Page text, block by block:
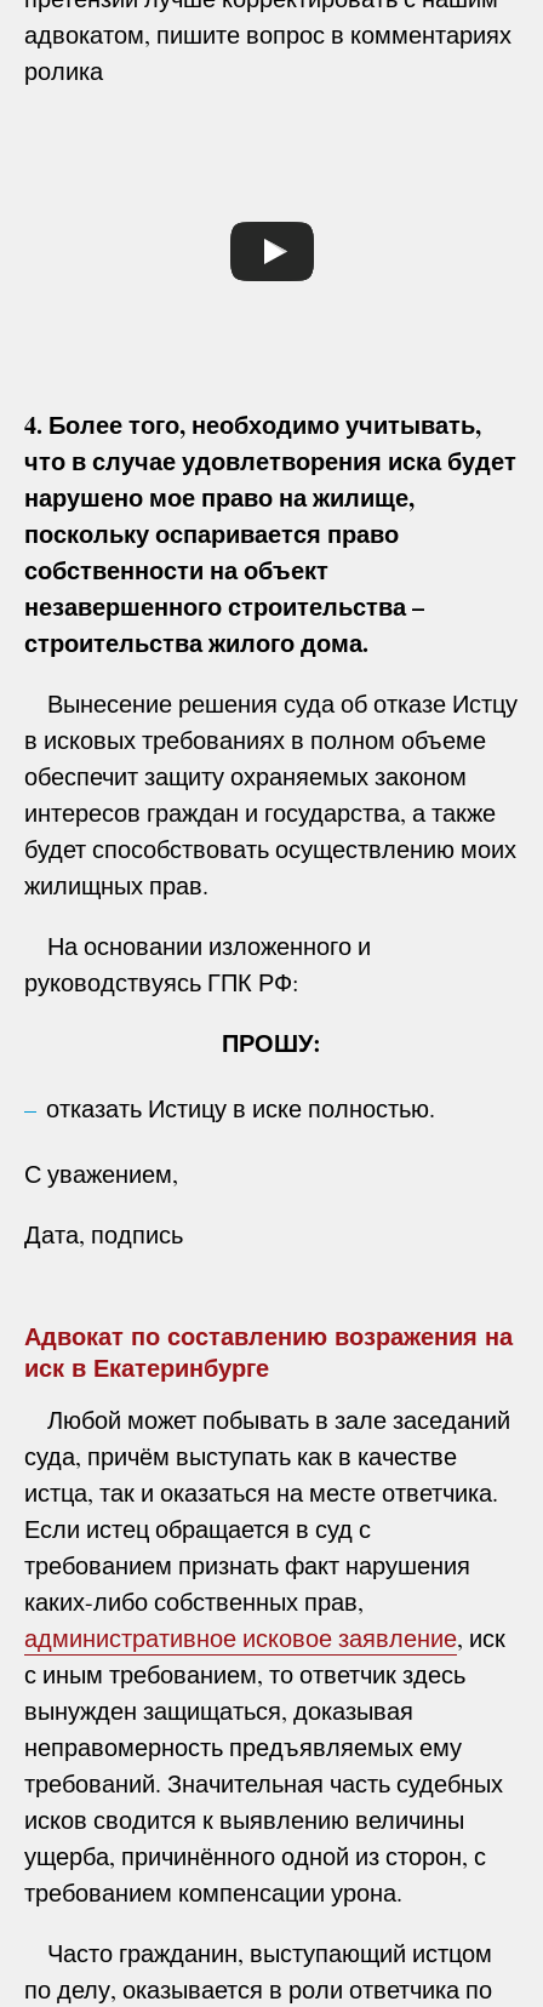
адвокатом, пишите вопрос в комментариях
ролика
4. Более того, необходимо учитывать,
что в случае удовлетворения иска будет
нарушено мое право на жилище,
поскольку оспаривается право
собственности на объект
незавершенного строительства –
строительства жилого дома.
Вынесение решения суда об отказе Истцу
в исковых требованиях в полном объеме
обеспечит защиту охраняемых законом
интересов граждан и государства, а также
будет способствовать осуществлению моих
жилищных прав.
На основании изложенного и
руководствуясь ГПК РФ:
ПРОШУ:
отказать Истицу в иске полностью.
С уважением,
Дата, подпись
Адвокат по составлению возражения на
иск в Екатеринбурге
Любой может побывать в зале заседаний
суда, причём выступать как в качестве
истца, так и оказаться на месте ответчика.
Если истец обращается в суд с
требованием признать факт нарушения
каких-либо собственных прав,
административное исковое заявление, иск
с иным требованием, то ответчик здесь
вынужден защищаться, доказывая
неправомерность предъявляемых ему
требований. Значительная часть судебных
исков сводится к выявлению величины
ущерба, причинённого одной из сторон, с
требованием компенсации урона.
Часто гражданин, выступающий истцом
по делу, оказывается в роли ответчика по